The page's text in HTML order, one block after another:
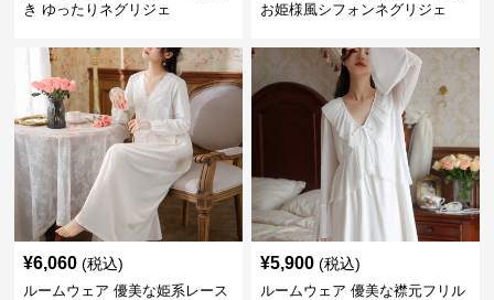
き ゆったりネグリジェ
お姫様風シフォンネグリジェ
¥6,060 (税込)
ルームウェア 優美な姫系レース
¥5,900 (税込)
ルームウェア 優美な襟元フリル